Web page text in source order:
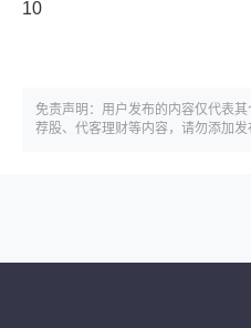
10
免责声明：用户发布的内容仅代表
荐股、代客理财等内容，请勿添加